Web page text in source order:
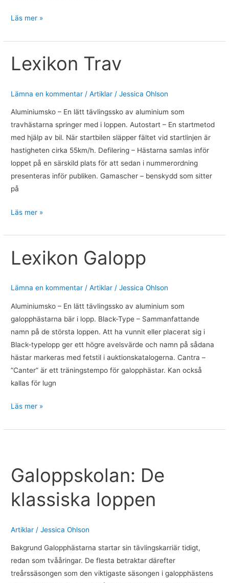
Läs mer »
Lexikon Trav
Lämna en kommentar /Artiklar /Jessica Ohlson
Aluminiumsko – En lätt tävlingssko av aluminium som
travhästarna springer med i loppen. Autostart – En startmetod
med hjälp av bil. När startbilen släpper fältet vid startlinjen är
hastigheten cirka 55km/h. Defilering – Hästarna samlas inför
loppet på en särskild plats för att sedan i nummerordning
presenteras inför publiken. Gamascher – benskydd som sitter
på
Lexikon
Trav
Läs mer »
Lexikon Galopp
Lämna en kommentar /Artiklar /Jessica Ohlson
Aluminiumsko – En lätt tävlingssko av aluminium som
galopphästarna bär i lopp. Black-Type – Sammanfattande
namn på de största loppen. Att ha vunnit eller placerat sig i
Black-typelopp ger ett högre avelsvärde och namn på sådana
hästar markeras med fetstil i auktionskatalogerna. Cantra –
”Canter” är ett träningstempo för galopphästar. Kan också
kallas för lugn
Lexikon
Galopp
Läs mer »
Galoppskolan: De
klassiska loppen
Artiklar /Jessica Ohlson
Bakgrund Galopphästarna startar sin tävlingskarriär tidigt,
redan som tvååringar. De flesta betraktar därefter
treårssäsongen som den viktigaste säsongen i galopphästens
klassiska
loppen